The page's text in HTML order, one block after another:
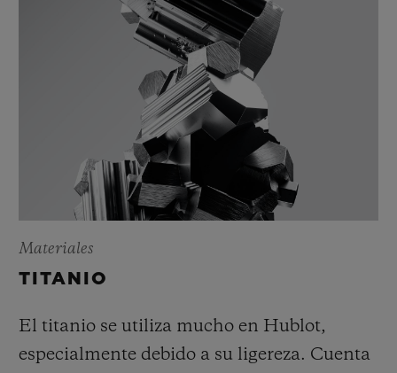
Materiales
TITANIO
El titanio se utiliza mucho en Hublot,
especialmente debido a su ligereza. Cuenta